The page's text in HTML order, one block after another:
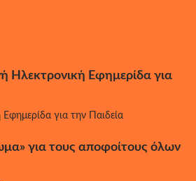
Ηλεκτρονική Εφημερίδα για
για την Παιδεία
για τους αποφοίτους όλων